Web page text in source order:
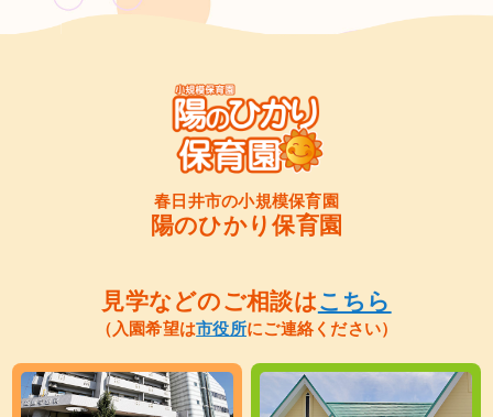
春日井市の小規模保育園
陽のひかり保育園
見学などのご相談はこちら
（入園希望は市役所にご連絡ください）